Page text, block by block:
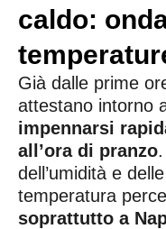
caldo:
Già dalle prime
attestano intorno
impennarsi
all’ora di pranzo
dell’umidità e
temperatura
soprattutto a